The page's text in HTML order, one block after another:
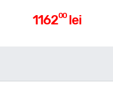
116200 lei